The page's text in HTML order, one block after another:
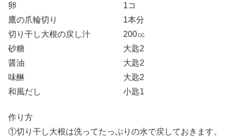
卵 1コ
鷹の爪輪切り 1本分
切り干し大根の戻し汁 200㏄
砂糖 大匙2
醤油 大匙2
味醂 大匙2
和風だし 小匙1
作り方
①切り干し大根は洗ってたっぷりの水で戻しておきます。